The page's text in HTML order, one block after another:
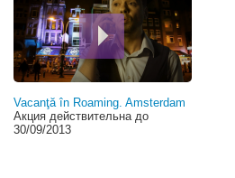
Vacanţă în Roaming. Amsterdam
Акция действительна до
30/09/2013